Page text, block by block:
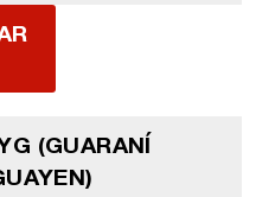
(GUARANÍ